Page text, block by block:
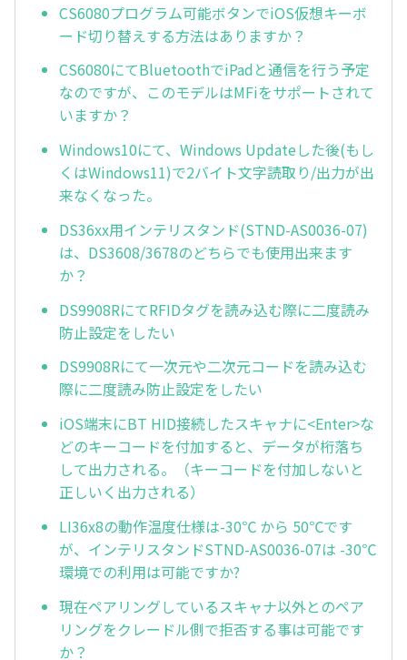
CS6080プログラム可能ボタンでiOS仮想キーボ
ード切り替えする方法はありますか？
CS6080にてBluetoothでiPadと通信を行う予定
なのですが、このモデルはMFiをサポートされて
いますか？
Windows10にて、Windows Updateした後(もし
くはWindows11)で2バイト文字読取り/出力が出
来なくなった。
DS36xx用インテリスタンド(STND-AS0036-07)
は、DS3608/3678のどちらでも使用出来ます
か？
DS9908RにてRFIDタグを読み込む際に二度読み
防止設定をしたい
DS9908Rにて一次元や二次元コードを読み込む
際に二度読み防止設定をしたい
iOS端末にBT HID接続したスキャナに<Enter>な
どのキーコードを付加すると、データが桁落ち
して出力される。（キーコードを付加しないと
正しいく出力される）
LI36x8の動作温度仕様は-30℃ から 50℃です
が、インテリスタンドSTND-AS0036-07は -30℃
環境での利用は可能ですか?
現在ペアリングしているスキャナ以外とのペア
リングをクレードル側で拒否する事は可能です
か？